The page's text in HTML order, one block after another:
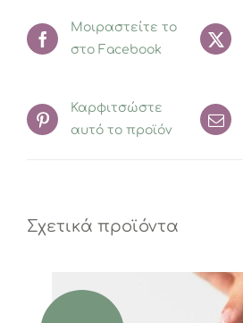
Μοιραστείτε το
στο Facebook
Καρφιτσώστε
αυτό το προϊόν
Σχετικά προϊόντα